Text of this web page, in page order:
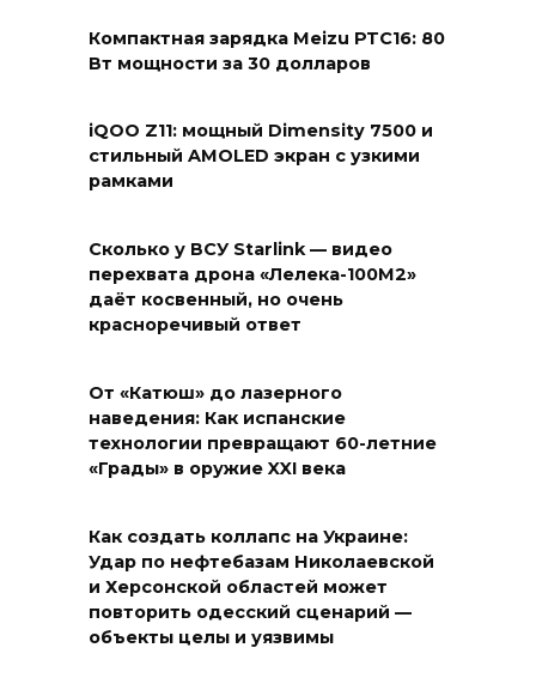
Компактная зарядка Meizu PTC16: 80
Вт мощности за 30 долларов
iQOO Z11: мощный Dimensity 7500 и
стильный AMOLED экран с узкими
рамками
Сколько у ВСУ Starlink — видео
перехвата дрона «Лелека-100М2»
даёт косвенный, но очень
красноречивый ответ
От «Катюш» до лазерного
наведения: Как испанские
технологии превращают 60-летние
«Грады» в оружие XXI века
Как создать коллапс на Украине:
Удар по нефтебазам Николаевской
и Херсонской областей может
повторить одесский сценарий —
объекты целы и уязвимы